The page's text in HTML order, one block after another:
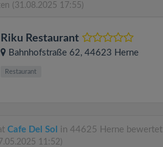
(31.08.2025 17:55)
Riku Restaurant
Bahnhofstraße 62, 44623 Herne
Restaurant
Cafe Del Sol in 44625 Herne bewertet.
11:52)